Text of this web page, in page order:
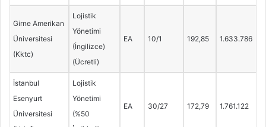
Girne Amerikan
Üniversitesi
(Kktc)
Lojistik
Yönetimi
(İngilizce)
(Ücretli)
EA 10/1 192,85 1.633.786
İstanbul
Esenyurt
Üniversitesi
Lojistik
Yönetimi
(%50
EA 30/27 172,79 1.761.122